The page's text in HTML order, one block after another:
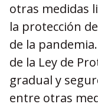
otras medidas
la protección
de la
de la Ley de
gradual y
entre otras